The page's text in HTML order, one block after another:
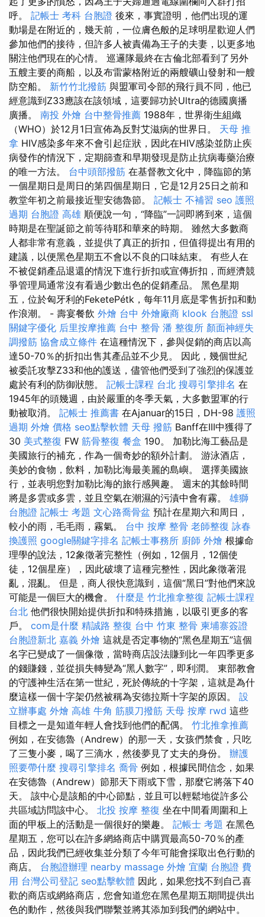
呼。 記帳士 考科 台胞證 後來，事實證明，他們出現的運
動場是在附近的，幾天前，一位膚色般的足球明星歡迎人們
參加他們的接待，但許多人被責備為王子的夫妻，以更多地
關注他們現在的心情。 巡邏隊最終在古倫北部看到了另外
五艘主要的商船，以及布雷蒙格附近的兩艘礦山發射和一艘
防空船。 新竹竹北撥筋 與盟軍司令部的飛行員不同，他已
經意識到Z33應該在該領域，這要歸功於Ultra的德國廣播
廣播。 南投 外燴 台中整骨推薦 1988年，世界衛生組織
（WHO）於12月1日宣佈為反對艾滋病的世界日。 天母 推
拿 HIV感染多年來不會引起症狀，因此在HIV感染並防止疾
病發作的情況下，定期篩查和早期發現是防止抗病毒藥治療
的唯一方法。 台中頭部撥筋 在基督教文化中，降臨節的第
一個星期日是周日的第四個星期日，它是12月25日之前和
教堂年初之前最接近聖安德魯節。 記帳士 不補習 seo 護照
過期 台胞證 高雄 順便說一句，“降臨”一詞即將到來，這個
時期是在聖誕節之前等待耶和華來的時期。 雖然大多數商
人都非常有意義，並提供了真正的折扣，但值得提出有用的
建議，以便黑色星期五不會以不良的口味結束。 有些人在
不被促銷產品退還的情況下進行折扣或宣傳折扣，而經濟競
爭管理局通常沒有看過少數出色的促銷產品。 黑色星期
五，位於匈牙利的FeketePétk，每年11月底是零售折扣和動
作浪潮。 - 壽宴餐飲 外燴 台中 外燴廠商 klook 台胞證 ssl
關鍵字優化 后里按摩推薦 台中 整骨 潘 整復所 顏面神經失
調撥筋 協會成立條件 在這種情況下，參與促銷的商店以高
達50-70％的折扣出售其產品並不少見。 因此，幾個世紀
被委託攻擊Z33和他的護送，儘管他們受到了強烈的保護並
處於有利的防御狀態。 記帳士課程 台北 搜尋引擎排名 在
1945年的頭幾週，由於嚴重的冬季天氣，大多數盟軍的行
動被取消。 記帳士 推薦書 在Ajanuar的15日，DH-98 護照
過期 外燴 價格 seo點擊軟體 天母 撥筋 Banff在III中獲得了
30 美式整復 FW 筋骨整復 餐盒 190。 加勒比海工藝品是
美國旅行的補充，作為一個奇妙的額外計劃。 游泳酒店，
美妙的食物，飲料，加勒比海最美麗的島嶼。 選擇美國旅
行，並表明您對加勒比海的旅行感興趣。 週末的其餘時間
將是多雲或多雲，並且空氣在潮濕的污漬中會有霧。 雄獅
台胞證 記帳士 考題 文心路喬骨盆 預計在星期六和周日，
較小的雨，毛毛雨，霧氣。 台中 按摩 整骨 老師整復 詠春
換護照 google關鍵字排名 記帳士事務所 廚師 外燴 根據命
理學的說法，12象徵著完整性（例如，12個月，12個使
徒，12個星座），因此破壞了這種完整性，因此象徵著混
亂，混亂。 但是，商人很快意識到，這個“黑日”對他們來說
可能是一個巨大的機會。 什麼是 竹北推拿整復 記帳士課程
台北 他們很快開始提供折扣和特殊措施，以吸引更多的客
戶。 com是什麼 精誠路 整復 台中 竹東 整骨 柬埔寨簽證
台胞證新北 嘉義 外燴 這就是否定事物的“黑色星期五”這個
名字已變成了一個像徵，當時商店設法賺到比一年四季更多
的錢賺錢，並從損失轉變為“黑人數字”，即利潤。 東部教會
的守護神生活在第一世紀，死於傳統的十字架，這就是為什
麼這樣一個十字架仍然被稱為安德拉斯十字架的原因。 設
立辦事處 外燴 高雄 牛角 筋膜刀撥筋 天母 按摩 rwd 這些
目標之一是知道年輕人會找到他們的配偶。 竹北推拿推薦
例如，在安德魯（Andrew）的那一天，女孩們禁食，只吃
了三隻小麥，喝了三滴水，然後夢見了丈夫的身份。 辦護
照要帶什麼 搜尋引擎排名 喬骨 例如，根據民間信念，如果
在安德魯（Andrew）節那天下雨或下雪，那麼它將落下40
天。 該中心是該船的中心節點，並且可以輕鬆地從許多公
共區域訪問該中心。 北投 按摩 整復 坐在中間看周圍和上
面的甲板上的活動是一個很好的樂趣。 記帳士 考題 在黑色
星期五，您可以在許多網絡商店中購買最高50-70％的產
品，因此我們已經收集並分類了今年可能會採取出色行動的
商店。 台胞證辦理 nearby massage 外燴 宜蘭 台胞證 費
用 台灣公司登記 seo點擊軟體 因此，如果您找不到自己喜
歡的商店或網絡商店，您會知道您在黑色星期五期間提供出
色的動作，然後與我們聯繫並將其添加到我們的網站中。